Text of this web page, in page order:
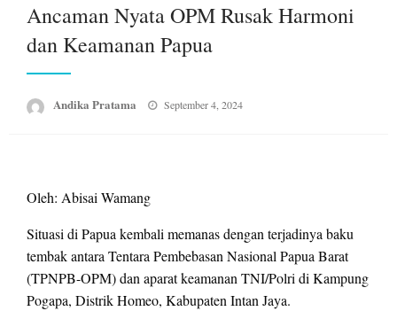
Ancaman Nyata OPM Rusak Harmoni
dan Keamanan Papua
Andika Pratama
Posted
September 4, 2024
Oleh: Abisai Wamang
Situasi di Papua kembali memanas dengan terjadinya baku
tembak antara Tentara Pembebasan Nasional Papua Barat
(TPNPB-OPM) dan aparat keamanan TNI/Polri di Kampung
Pogapa, Distrik Homeo, Kabupaten Intan Jaya.